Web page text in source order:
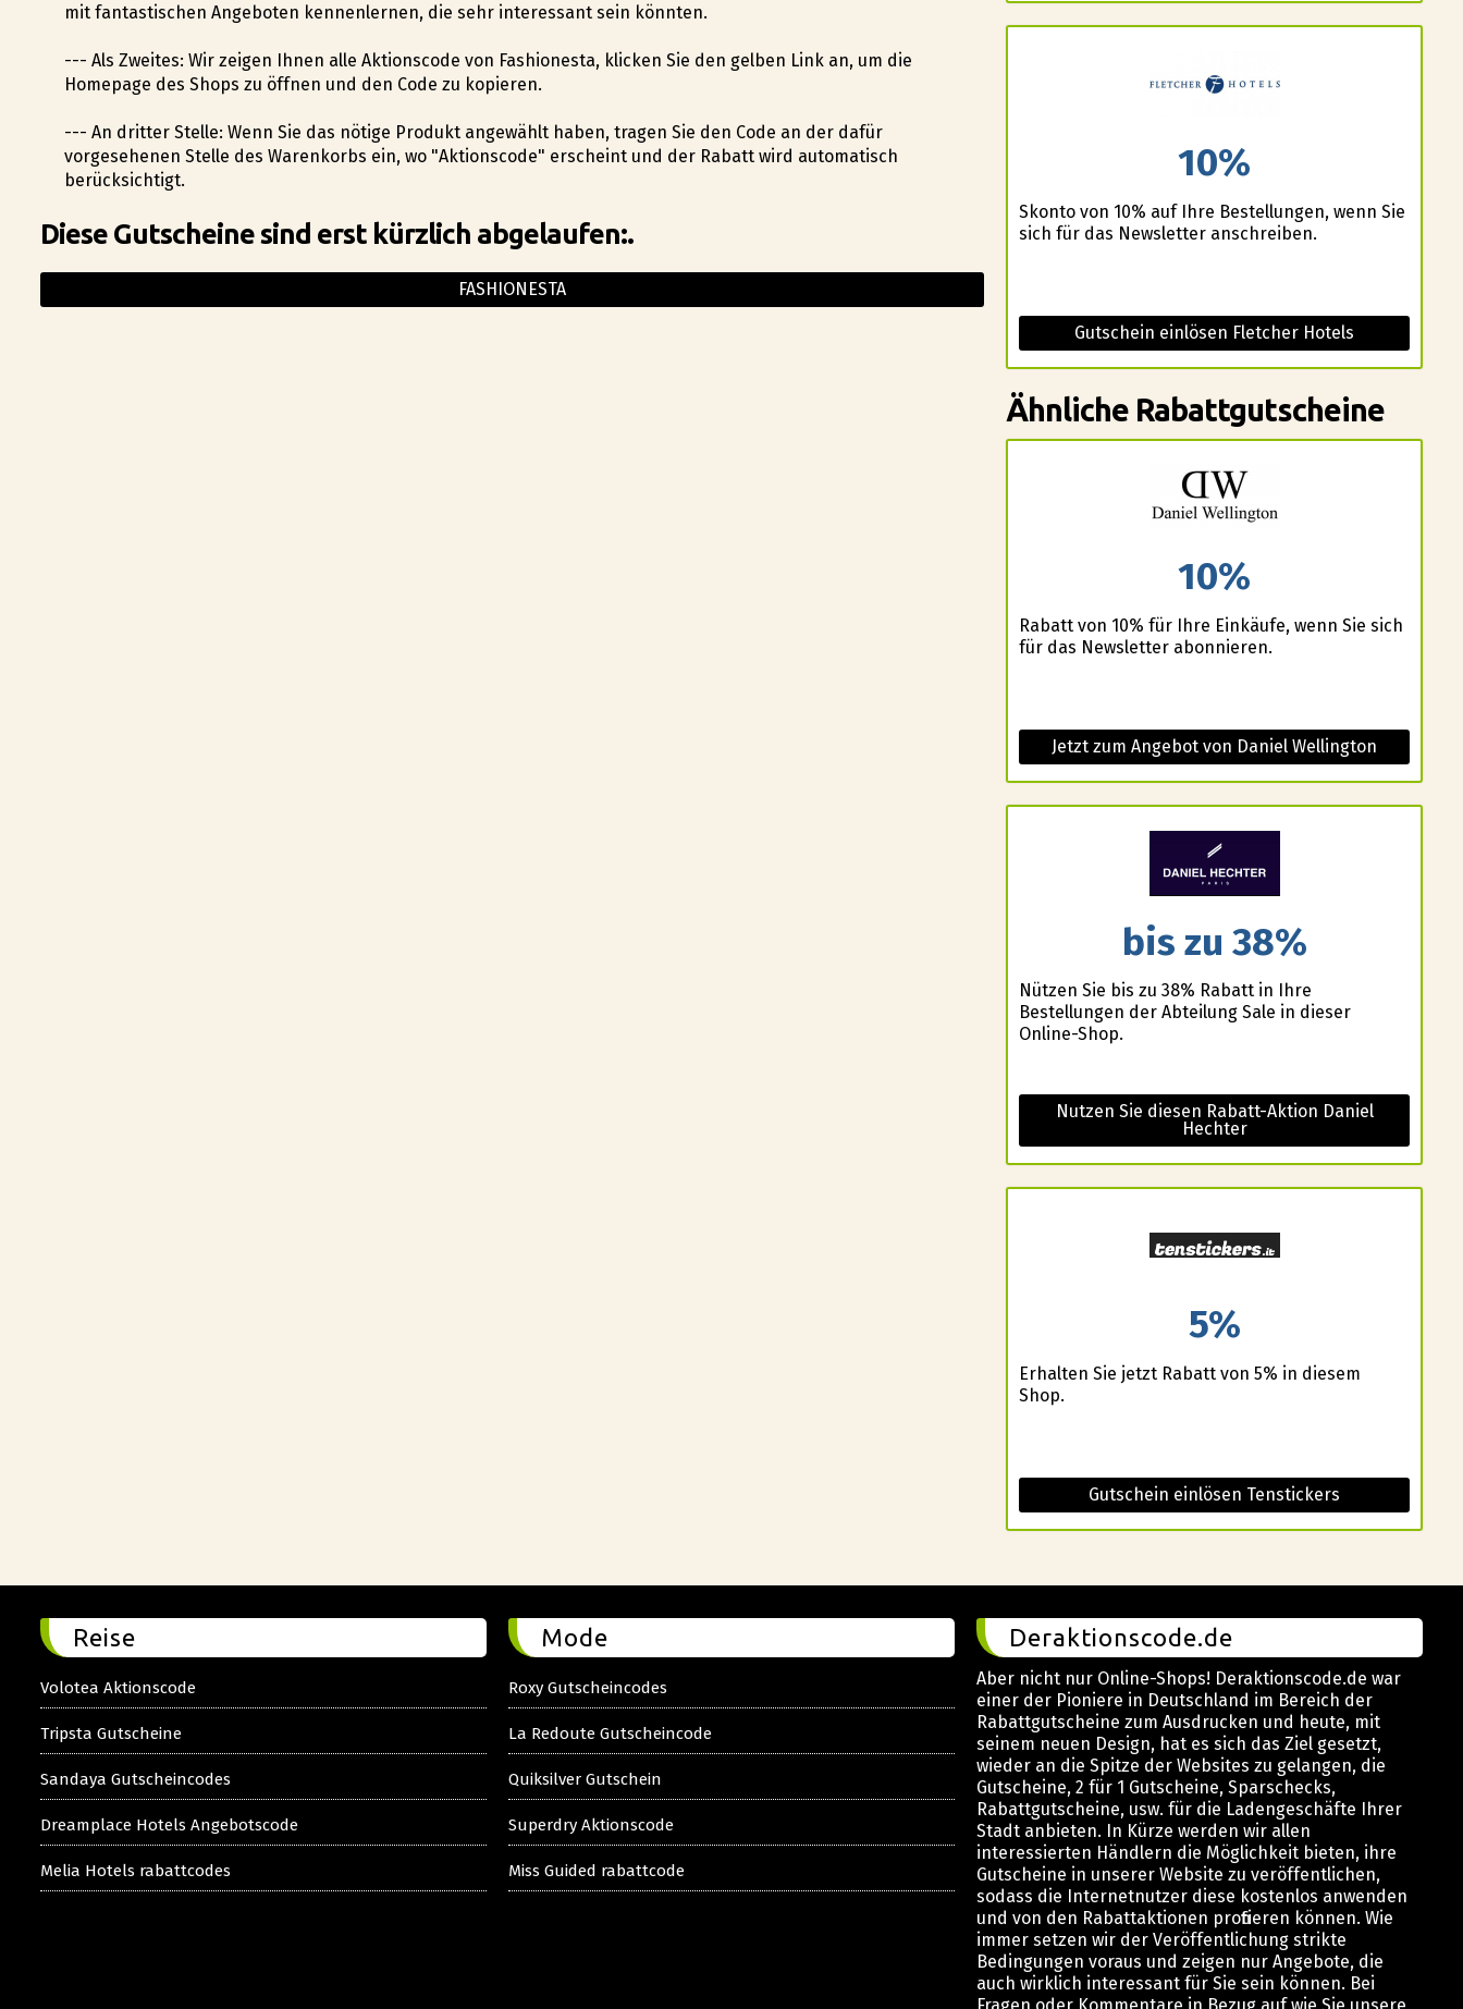
mit fantastischen Angeboten kennenlernen, die sehr interessant sein könnten.
--- Als Zweites: Wir zeigen Ihnen alle Aktionscode von Fashionesta, klicken Sie den gelben Link an, um die
Homepage des Shops zu öffnen und den Code zu kopieren.
--- An dritter Stelle: Wenn Sie das nötige Produkt angewählt haben, tragen Sie den Code an der dafür
vorgesehenen Stelle des Warenkorbs ein, wo "Aktionscode" erscheint und der Rabatt wird automatisch
berücksichtigt.
Diese Gutscheine sind erst kürzlich abgelaufen:.
FASHIONESTA
10%
Skonto von 10% auf Ihre Bestellungen, wenn Sie
sich für das Newsletter anschreiben.
Gutschein einlösen Fletcher Hotels
Ähnliche Rabattgutscheine
10%
Rabatt von 10% für Ihre Einkäufe, wenn Sie sich
für das Newsletter abonnieren.
Jetzt zum Angebot von Daniel Wellington
bis zu 38%
Nützen Sie bis zu 38% Rabatt in Ihre
Bestellungen der Abteilung Sale in dieser
Online-Shop.
Nutzen Sie diesen Rabatt-Aktion Daniel
Hechter
5%
Erhalten Sie jetzt Rabatt von 5% in diesem
Shop.
Gutschein einlösen Tenstickers
Reise
Volotea Aktionscode
Tripsta Gutscheine
Sandaya Gutscheincodes
Dreamplace Hotels Angebotscode
Melia Hotels rabattcodes
Mode
Roxy Gutscheincodes
La Redoute Gutscheincode
Quiksilver Gutschein
Superdry Aktionscode
Miss Guided rabattcode
Deraktionscode.de
Aber nicht nur Online-Shops! Deraktionscode.de war
einer der Pioniere in Deutschland im Bereich der
Rabattgutscheine zum Ausdrucken und heute, mit
seinem neuen Design, hat es sich das Ziel gesetzt,
wieder an die Spitze der Websites zu gelangen, die
Gutscheine, 2 für 1 Gutscheine, Sparschecks,
Rabattgutscheine, usw. für die Ladengeschäfte Ihrer
Stadt anbieten. In Kürze werden wir allen
interessierten Händlern die Möglichkeit bieten, ihre
Gutscheine in unserer Website zu veröffentlichen,
sodass die Internetnutzer diese kostenlos anwenden
und von den Rabattaktionen profitieren können. Wie
immer setzen wir der Veröffentlichung strikte
Bedingungen voraus und zeigen nur Angebote, die
auch wirklich interessant für Sie sein können. Bei